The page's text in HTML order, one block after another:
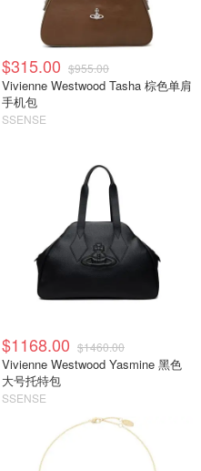
$315.00 $955.00
Vivienne Westwood Tasha 棕色单肩
手机包
SSENSE
$1168.00 $1460.00
Vivienne Westwood Yasmine 黑色
大号托特包
SSENSE